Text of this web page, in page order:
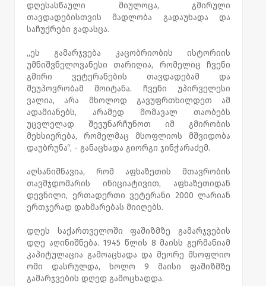
დღესასწაული მიულოცა, გმირული
თავდადებისთვის მადლობა გადაუხადა და
საჩუქრები გადასცა.
„ეს გამარჯვება კაცობრიობის ისტორიის
უმნიშვნელოვანესი თარიღია, რომელიც ჩვენი
გმირი ვეტერანების თავდადებამ და
შეუპოვრობამ მოიტანა. ჩვენი უპირველესი
ვალია, არა მხოლოდ გავუფრთხილდეთ ამ
ადამიანებს, არამედ მომავალ თაობებს
უცვლელად შევუნარჩუნოთ იმ გმირობის
მეხსიერება, რომელმაც მსოფლიოს მშვიდობა
დაუბრუნა“, - განაცხადა გიორგი ჯინჭარაძემ.
აღსანიშნავია, რომ აფხაზეთის მთავრობის
თავმჯდომარის ინიციატივით, აფხაზეთიდან
დევნილი, ერთადერთი ვეტერანი 2000 ლარიან
ერთჯერად დახმარებას მიიღებს.
დღეს საქართველოში ფაშიზმზე გამარჯვების
დღე აღინიშნება. 1945 წლის 8 მაისს გერმანიამ
კაპიტულაცია გამოაცხადა და მეორე მსოფლიო
ომი დასრულდა, ხოლო 9 მაისი ფაშიზმზე
გამარჯვების დღედ გამოცხადდა.